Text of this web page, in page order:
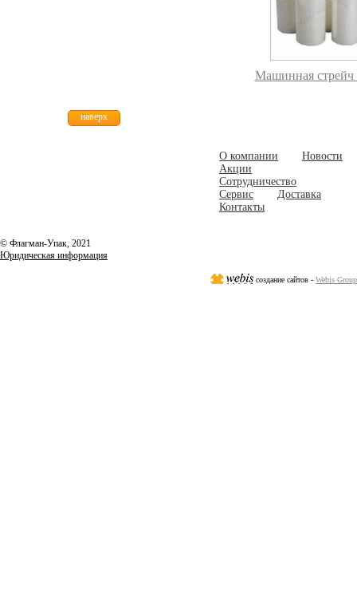
Машинная стрейч
О компании
Новости
Акции
Сотрудничество
Сервис
Доставка
Контакты
© Флагман-Упак, 2021
Юридическая информация
создание сайтов - Webis Group
наверх